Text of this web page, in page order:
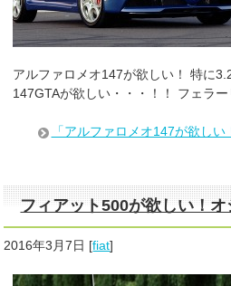
アルファロメオ147が欲しい！ 特に
147GTAが欲しい・・・！！ フェラ
「アルファロメオ147が欲し
フィアット500が欲しい！
2016年3月7日 [fiat]